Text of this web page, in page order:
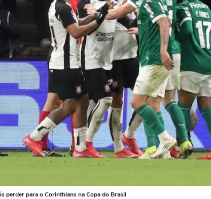
perder para o Corinthians na Copa do Brasil